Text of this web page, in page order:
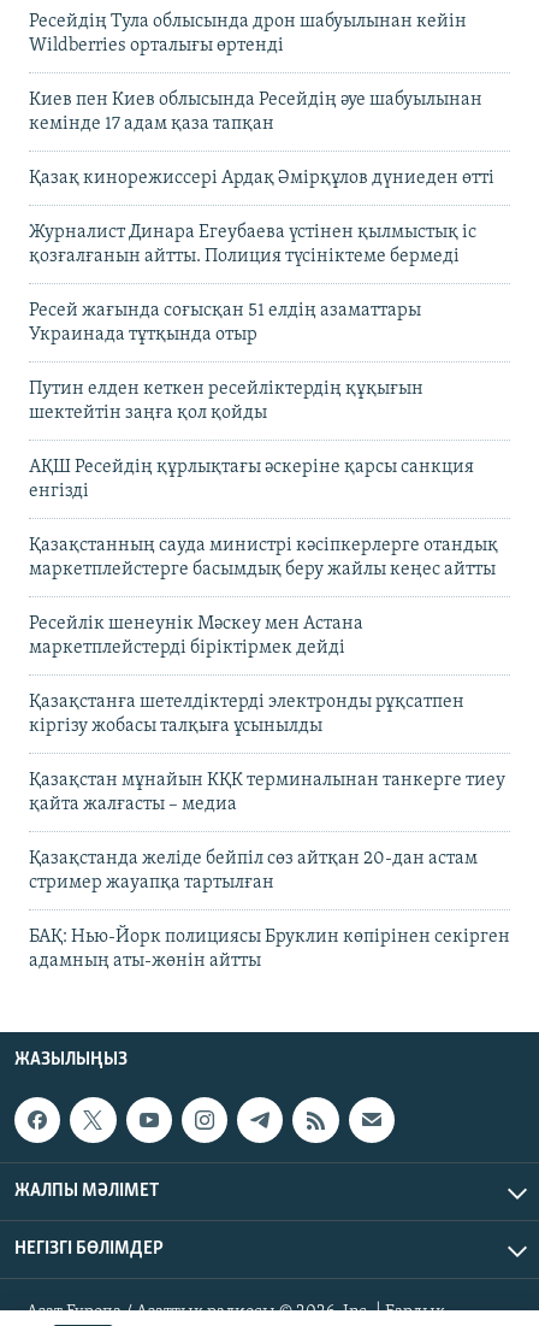
Ресейдің Тула облысында дрон шабуылынан кейін
Wildberries орталығы өртенді
Киев пен Киев облысында Ресейдің әуе шабуылынан
кемінде 17 адам қаза тапқан
Қазақ кинорежиссері Ардақ Әмірқұлов дүниеден өтті
Журналист Динара Егеубаева үстінен қылмыстық іс
қозғалғанын айтты. Полиция түсініктеме бермеді
Ресей жағында соғысқан 51 елдің азаматтары
Украинада тұтқында отыр
Путин елден кеткен ресейліктердің құқығын
шектейтін заңға қол қойды
АҚШ Ресейдің құрлықтағы әскеріне қарсы санкция
енгізді
Қазақстанның сауда министрі кәсіпкерлерге отандық
маркетплейстерге басымдық беру жайлы кеңес айтты
Ресейлік шенеунік Мәскеу мен Астана
маркетплейстерді біріктірмек дейді
Қазақстанға шетелдіктерді электронды рұқсатпен
кіргізу жобасы талқыға ұсынылды
Қазақстан мұнайын КҚК терминалынан танкерге тиеу
қайта жалғасты – медиа
Қазақстанда желіде бейпіл сөз айтқан 20-дан астам
стример жауапқа тартылған
БАҚ: Нью-Йорк полициясы Бруклин көпірінен секірген
адамның аты-жөнін айтты
ЖАЗЫЛЫҢЫЗ
ЖАЛПЫ МӘЛІМЕТ
НЕГІЗГІ БӨЛІМДЕР
Азат Еуропа / Азаттық радиосы © 2026, Inc. | Барлық